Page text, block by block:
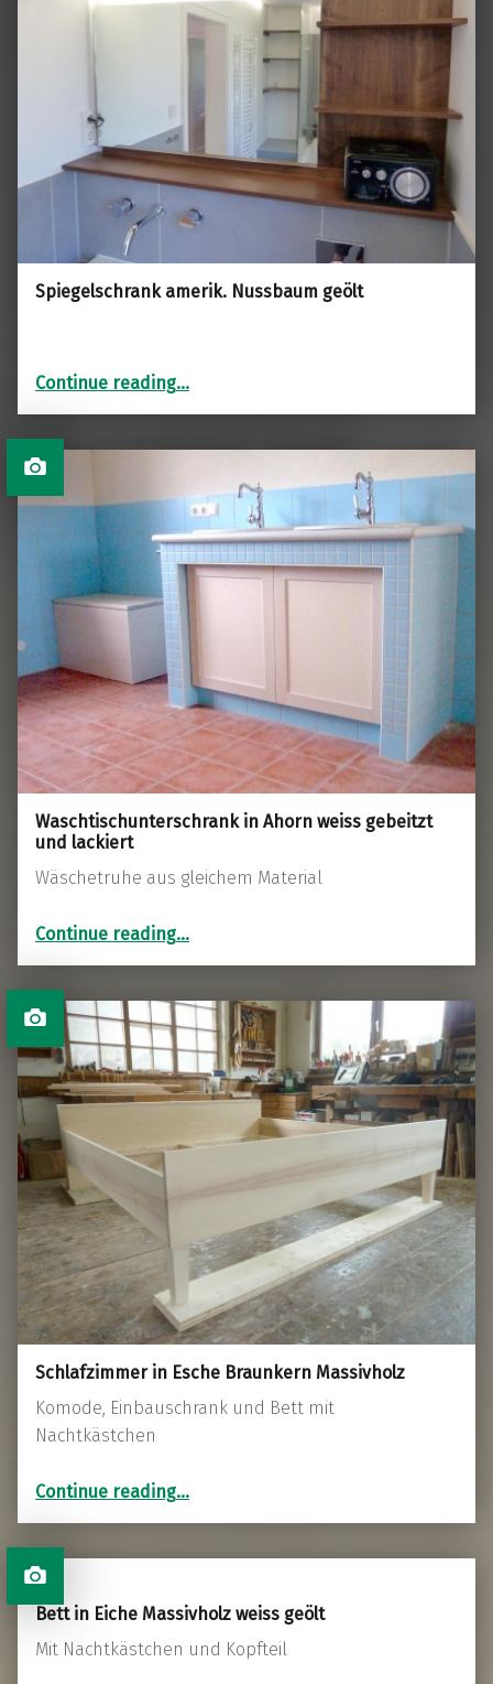
Spiegelschrank amerik. Nussbaum geölt
Continue reading
“Spiegelschrank amerik. Nussbaum geölt”
…
Waschtischunterschrank in Ahorn weiss gebeitzt
und lackiert
Wäschetruhe aus gleichem Material
Continue reading“Waschtischunterschrank in Ahorn weiss gebeitzt und lackiert”
…
Schlafzimmer in Esche Braunkern Massivholz
Komode, Einbauschrank und Bett mit
Nachtkästchen
Continue reading“Schlafzimmer in Esche Braunkern Massivholz”
…
Bett in Eiche Massivholz weiss geölt
Mit Nachtkästchen und Kopfteil